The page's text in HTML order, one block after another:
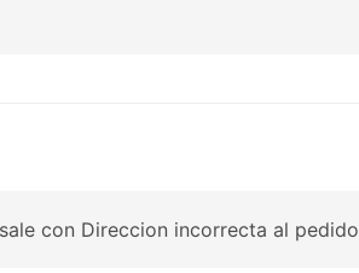
con Direccion incorrecta al pedido